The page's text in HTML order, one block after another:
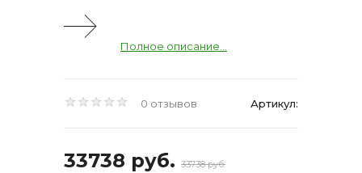
Полное описание...
0 отзывов Артикул:
33738 руб. 33738 руб.